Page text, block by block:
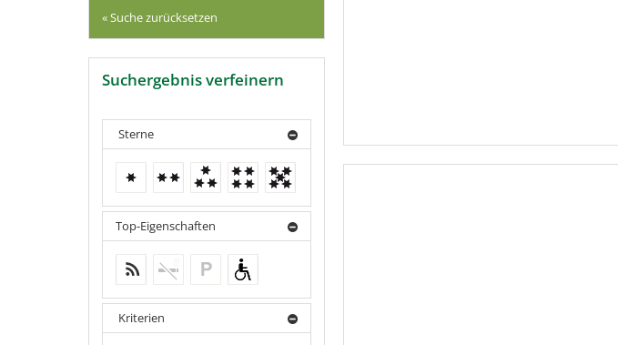
« Suche zurücksetzen
Suchergebnis verfeinern
Sterne
1 Stern 2 Sterne3 Sterne 4 Sterne5 Sterne
Top-Eigenschaften
Wireless Lankeine weiteren Treffer
keine weiteren Treffer
Geeignet für
Rollstuhlfahrer
Kriterien